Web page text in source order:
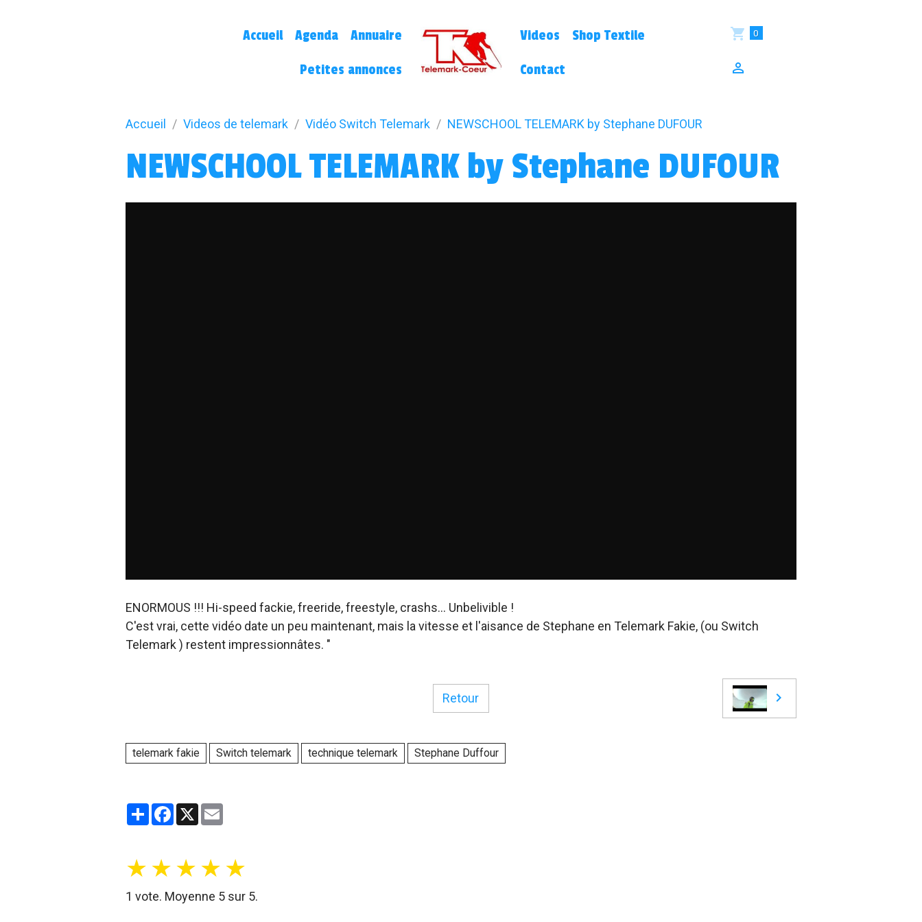
Accueil Agenda Annuaire
Petites annonces
Videos Shop Textile
Contact
0
Accueil Videos de telemark Vidéo Switch Telemark NEWSCHOOL TELEMARK by Stephane DUFOUR
NEWSCHOOL TELEMARK by Stephane DUFOUR
ENORMOUS !!! Hi-speed fackie, freeride, freestyle, crashs... Unbelivible !
C'est vrai, cette vidéo date un peu maintenant, mais la vitesse et l'aisance de Stephane en Telemark Fakie, (ou Switch
Telemark ) restent impressionnâtes. "
Retour
telemark fakie Switch telemark technique telemark Stephane Duffour
PartagerFacebook
X
★★★★★
1 vote. Moyenne 5 sur 5.